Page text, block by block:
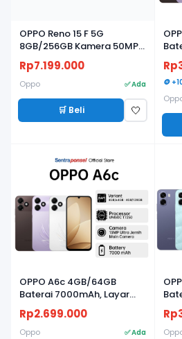
OPPO Reno 15 F 5G
8GB/256GB Kamera 50MP,
Baterai 7000mAh, Layar
AMOLED 120Hz
Rp7.199.000
Oppo ✅ Ada
🛒 Beli 🤍
🪙
OPPO A6c 4GB/64GB
Baterai 7000mAh, Layar
120Hz
Rp2.699.000
Oppo ✅ Ada